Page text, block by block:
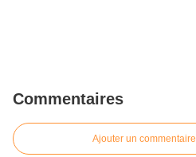
Commentaires
Ajouter un commentaire